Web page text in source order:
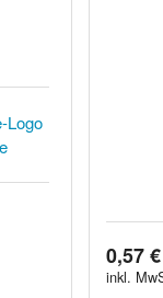
0,57 €
inkl.